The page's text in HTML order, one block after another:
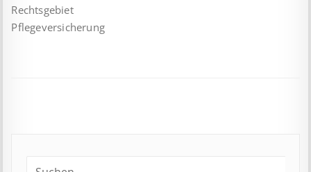
Rechtsgebiet
Pflegeversicherung